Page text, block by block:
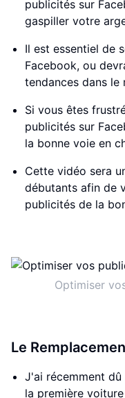
publicités sur
gaspiller votre
Il est essentiel de
Facebook, ou
tendances dans le
Si vous êtes
publicités sur
la bonne voie en
Cette vidéo sera
débutants afin de
publicités de la
Optimiser
Le
J'ai récemment
la première